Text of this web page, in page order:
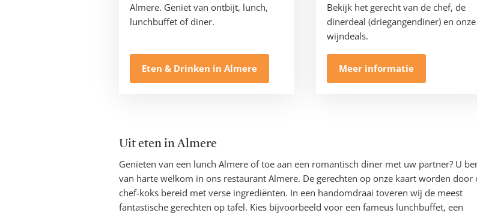
Almere. Geniet van ontbijt, lunch,
lunchbuffet of diner.
Eten & Drinken in Almere
Bekijk het gerecht van de chef, de
dinerdeal (driegangendiner) en onze
wijndeals.
Meer informatie
Uit eten in Almere
Genieten van een lunch Almere of toe aan een romantisch diner met uw partner? U
van harte welkom in ons restaurant Almere. De gerechten op onze kaart worden door
chef-koks bereid met verse ingrediënten. In een handomdraai toveren wij de meest
fantastische gerechten op tafel. Kies bijvoorbeeld voor een fameus lunchbuffet, een